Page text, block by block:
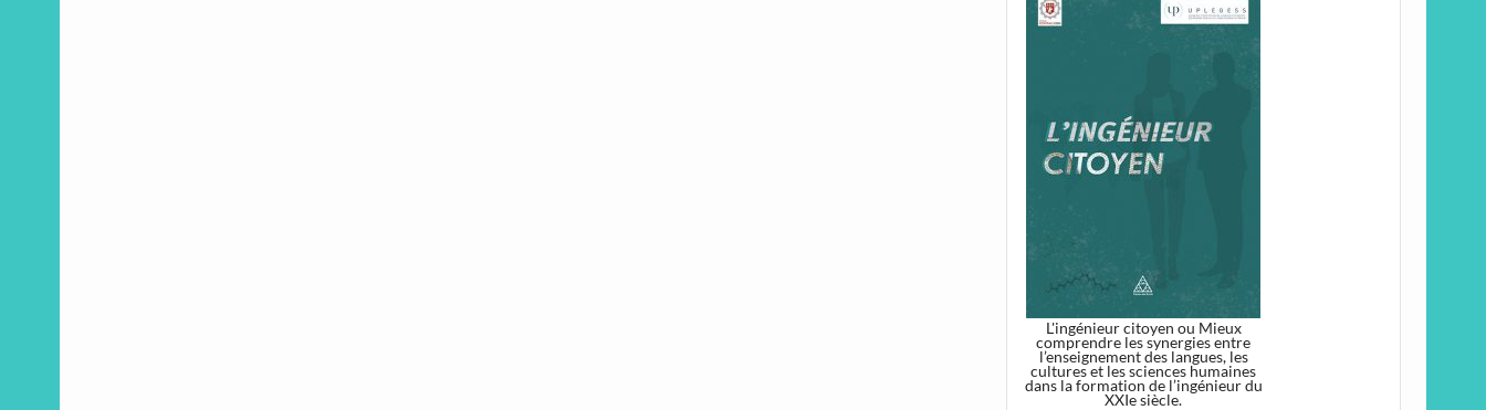
L'ingénieur citoyen ou Mieux
comprendre les synergies entre
l’enseignement des langues, les
cultures et les sciences humaines
dans la formation de l’ingénieur du
XXIe siècle.